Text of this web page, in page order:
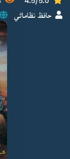
حافظ نظاماڻي